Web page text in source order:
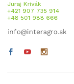
Juraj Krivák
+421 907 735 914
+48 501 988 666
info@interagro.sk